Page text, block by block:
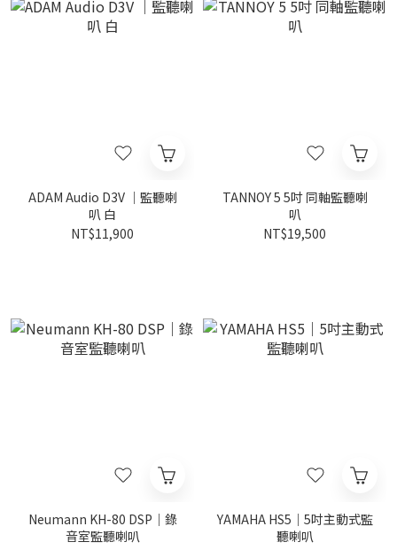
ADAM Audio D3V ｜監聽喇
叭 白
NT$11,900
TANNOY 5 5吋 同軸監聽喇
叭
NT$19,500
Neumann KH-80 DSP｜錄
音室監聽喇叭
YAMAHA HS5｜5吋主動式監
聽喇叭